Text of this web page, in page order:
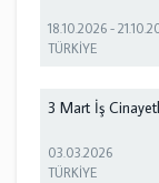
18.10.2026 -
TÜRKİYE
3 Mart İş
03.03.2026
TÜRKİYE